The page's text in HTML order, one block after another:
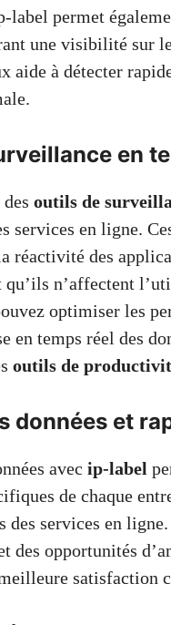
label permet
une visibilité sur
aide à détecter
en
outils de
services en ligne.
réactivité des
qu’ils n’affectent
optimiser les
en temps réel des
outils de
données et
avec ip-label
de chaque
des services en
des opportunités
satisfaction